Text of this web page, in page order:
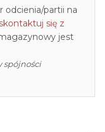
odcienia/partii na
skontaktuj się z
jest
spójności